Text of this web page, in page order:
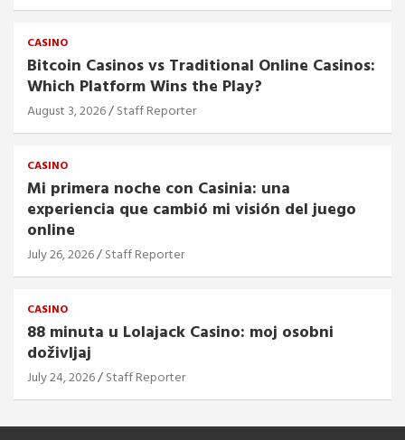
CASINO
Bitcoin Casinos vs Traditional Online Casinos:
Which Platform Wins the Play?
August 3, 2026 Staff Reporter
CASINO
Mi primera noche con Casinia: una
experiencia que cambió mi visión del juego
online
July 26, 2026 Staff Reporter
CASINO
88 minuta u Lolajack Casino: moj osobni
doživljaj
July 24, 2026 Staff Reporter